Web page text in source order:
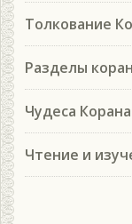
Толкование
Разделы
Чудеса Корана
Чтение и